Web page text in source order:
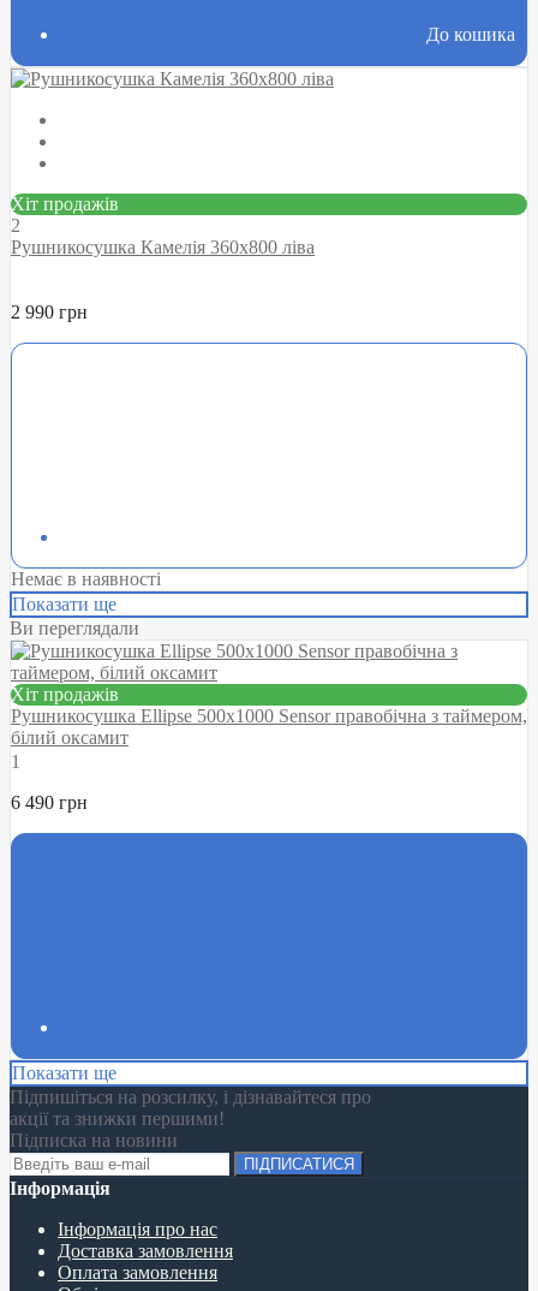
До кошика
Хіт продажів
2
Рушникосушка Камелія 360х800 ліва
2 990 грн
Немає в наявності
Показати ще
Ви переглядали
Хіт продажів
Рушникосушка Ellipse 500х1000 Sensor правобічна з таймером,
білий оксамит
1
6 490 грн
Показати ще
Підпишіться на розсилку, і дізнавайтеся про
акції та знижки першими!
Підписка на новини
ПІДПИСАТИСЯ
Інформація
Інформація про нас
Доставка замовлення
Оплата замовлення